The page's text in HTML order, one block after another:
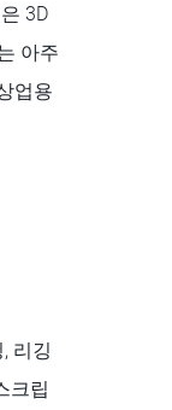
3D
아주
업용
리깅
크립